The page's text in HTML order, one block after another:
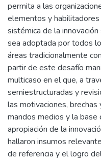
permita a las
elementos y
sistémica de la
sea adoptada por todos
áreas tradicionalmente
partir de este desafío
multicaso en el que, a
semiestructuradas y
las motivaciones,
mandos medios y la base
apropiación de la
hallaron insumos
de referencia y el logro